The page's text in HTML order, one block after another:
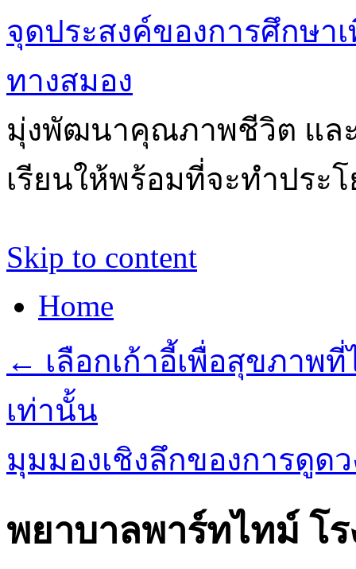
จุดประสงค์ของการศึกษา
ทางสมอง
มุ่งพัฒนาคุณภาพชีวิต แล
เรียนให้พร้อมที่จะทำประ
Skip to content
Home
← เลือกเก้าอี้เพื่อสุขภาพ
เท่านั้น
มุมมองเชิงลึกของการดูด
พยาบาลพาร์ทไทม์ โ